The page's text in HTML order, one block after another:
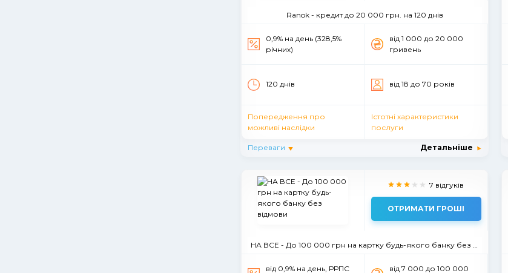
Ranok - кредит до 20 000 грн. на 120 днів
0,9% на день (328,5%
річних)
вiд 1 000 до 20 000
гривень
120 днів вiд 18 до 70 рокiв
Попередження про
можливі наслідки
Істотні характеристики
послуги
Переваги Детальніше
7 відгуків
ОТРИМАТИ ГРОШІ
НА ВСЕ - До 100 000 грн на картку будь-якого банку без відмови
від 0,9% на день, РРПС
вiд 7 000 до 100 000